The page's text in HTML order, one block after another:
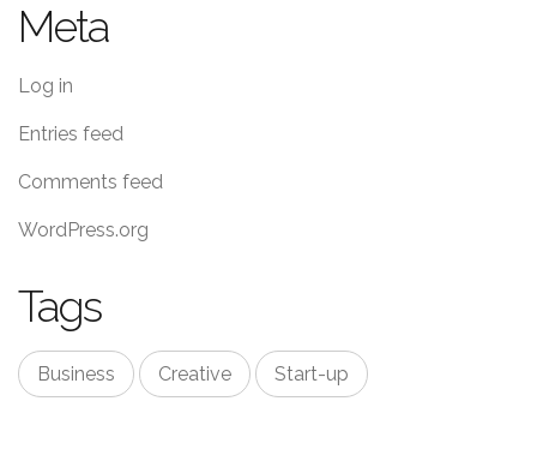
Meta
Log in
Entries feed
Comments feed
WordPress.org
Tags
Business Creative Start-up